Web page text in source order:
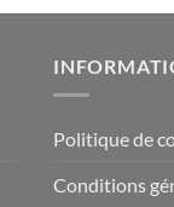
Politique de
Conditions